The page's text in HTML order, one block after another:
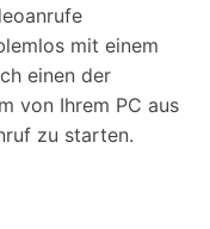
mit einem
einen der
von Ihrem PC aus
zu starten.